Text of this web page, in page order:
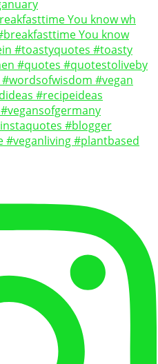
You know wh